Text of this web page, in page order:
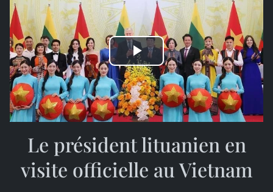
Play
Video
Le président lituanien en
visite officielle au Vietnam